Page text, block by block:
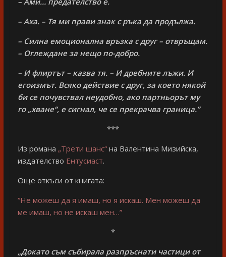
– Аха. – Тя ми прави знак с ръка да продължа.
– Силна емоционална връзка с друг – отвръщам.
– Оглеждане за нещо по-добро.
– И флиртът – казва тя. – И дребните лъжи. И
егоизмът. Всяко действие с друг, за което някой
би се почувствал неудобно, ако партньорът му
го „хване“, е сигнал, че се прекрачва граница.”
***
Из романа „Трети шанс“на Валентина Мизийска,
издателство Ентусиаст.
Още откъси от книгата:
“Не можеш да я имаш, но я искаш. Мен можеш да
ме имаш, но не искаш мен…”
*
„Докато съм събирала разпръснати частици от